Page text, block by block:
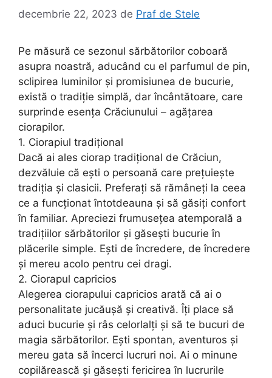
decembrie 22, 2023 de Praf de Stele
Pe măsură ce sezonul sărbătorilor coboară
asupra noastră, aducând cu el parfumul de pin,
sclipirea luminilor și promisiunea de bucurie,
există o tradiție simplă, dar încântătoare, care
surprinde esența Crăciunului – agățarea
ciorapilor.
1. Ciorapiul tradițional
Dacă ai ales ciorap tradițional de Crăciun,
dezvăluie că ești o persoană care prețuiește
tradiția și clasicii. Preferați să rămâneți la ceea
ce a funcționat întotdeauna și să găsiți confort
în familiar. Apreciezi frumusețea atemporală a
tradițiilor sărbătorilor și găsești bucurie în
plăcerile simple. Ești de încredere, de încredere
și mereu acolo pentru cei dragi.
2. Ciorapul capricios
Alegerea ciorapului capricios arată că ai o
personalitate jucăușă și creativă. Îți place să
aduci bucurie și râs celorlalți și să te bucuri de
magia sărbătorilor. Ești spontan, aventuros și
mereu gata să încerci lucruri noi. Ai o minune
copilărească și găsești fericirea în lucrurile